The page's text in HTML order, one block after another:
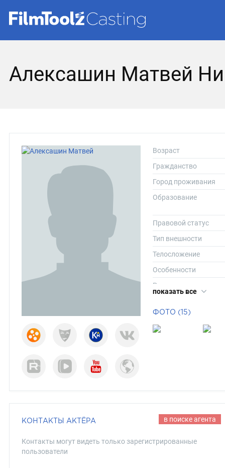
Алексашин Матвей
Возраст
Гражданство
Город проживания
Образование
Правовой статус
Тип внешности
Телосложение
Особенности
Рост
Размер одежды
Размер обуви
показать все
ФОТО (15)
КОНТАКТЫ АКТЁРА в поиске агента
Контакты могут видеть только зарегистрированные
пользователи